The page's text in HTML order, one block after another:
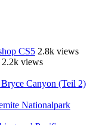
CS5 2.8k views
2.2k views
Canyon (Teil 2)
Nationalpark